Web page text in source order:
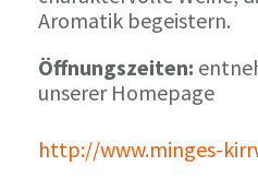
Aromatik begeistern.
Öffnungszeiten:
unserer Homepage
http://www.minges-